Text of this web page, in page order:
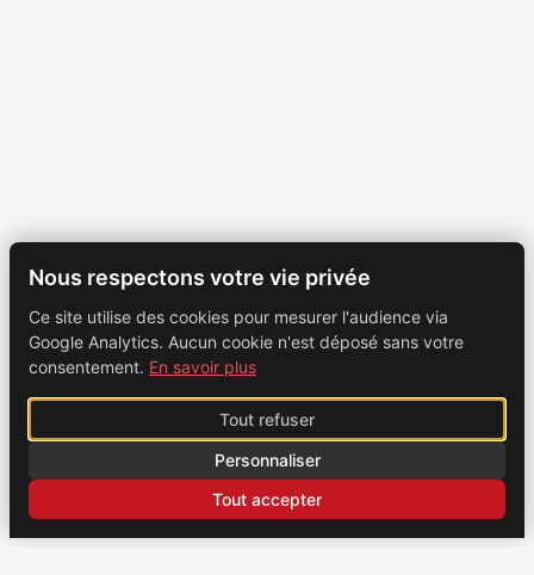
Nous respectons votre vie privée
Ce site utilise des cookies pour mesurer l'audience via
Google Analytics. Aucun cookie n'est déposé sans votre
consentement. En savoir plus
Tout refuser
Personnaliser
Tout accepter